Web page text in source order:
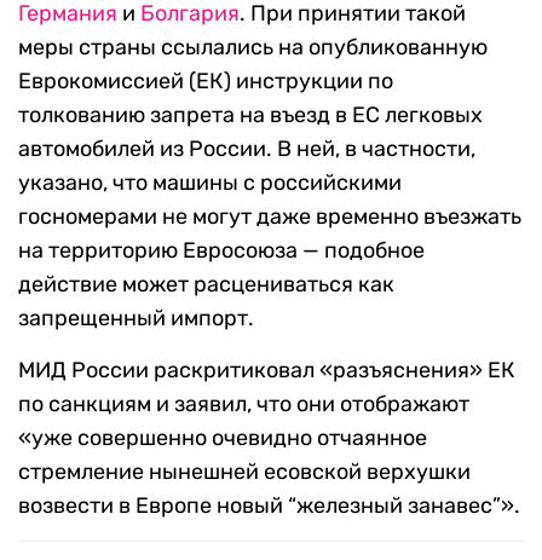
Германия и Болгария. При принятии такой
меры страны ссылались на опубликованную
Еврокомиссией (ЕК) инструкции по
толкованию запрета на въезд в ЕС легковых
автомобилей из России. В ней, в частности,
указано, что машины с российскими
госномерами не могут даже временно въезжать
на территорию Евросоюза — подобное
действие может расцениваться как
запрещенный импорт.
МИД России раскритиковал «разъяснения» ЕК
по санкциям и заявил, что они отображают
«уже совершенно очевидно отчаянное
стремление нынешней есовской верхушки
возвести в Европе новый “железный занавес”».